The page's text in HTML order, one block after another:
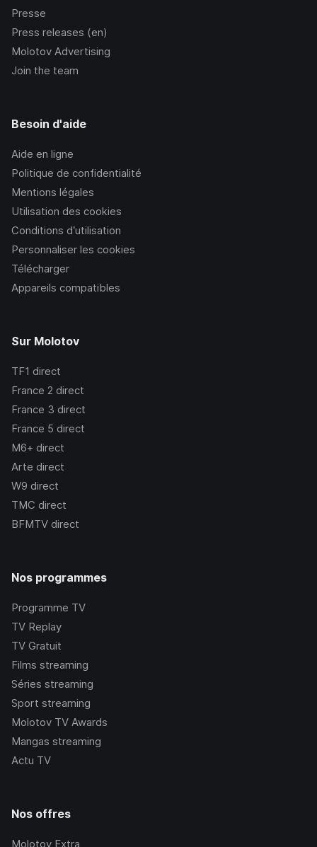
Presse
Press releases (en)
Molotov Advertising
Join the team
Besoin d'aide
Aide en ligne
Politique de confidentialité
Mentions légales
Utilisation des cookies
Conditions d’utilisation
Personnaliser les cookies
Télécharger
Appareils compatibles
Sur Molotov
TF1 direct
France 2 direct
France 3 direct
France 5 direct
M6+ direct
Arte direct
W9 direct
TMC direct
BFMTV direct
Nos programmes
Programme TV
TV Replay
TV Gratuit
Films streaming
Séries streaming
Sport streaming
Molotov TV Awards
Mangas streaming
Actu TV
Nos offres
Molotov Extra